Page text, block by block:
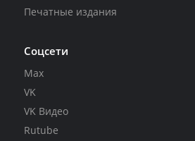
Печатные издания
Соцсети
Max
VK
VK Видео
Rutube